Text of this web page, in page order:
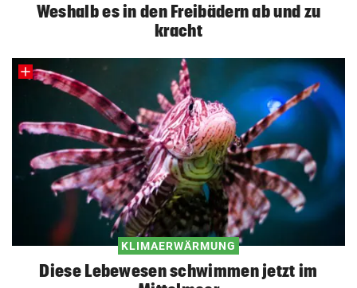
Weshalb es in den Freibädern ab und zu
kracht
KLIMAERWÄRMUNG
Diese Lebewesen schwimmen jetzt im